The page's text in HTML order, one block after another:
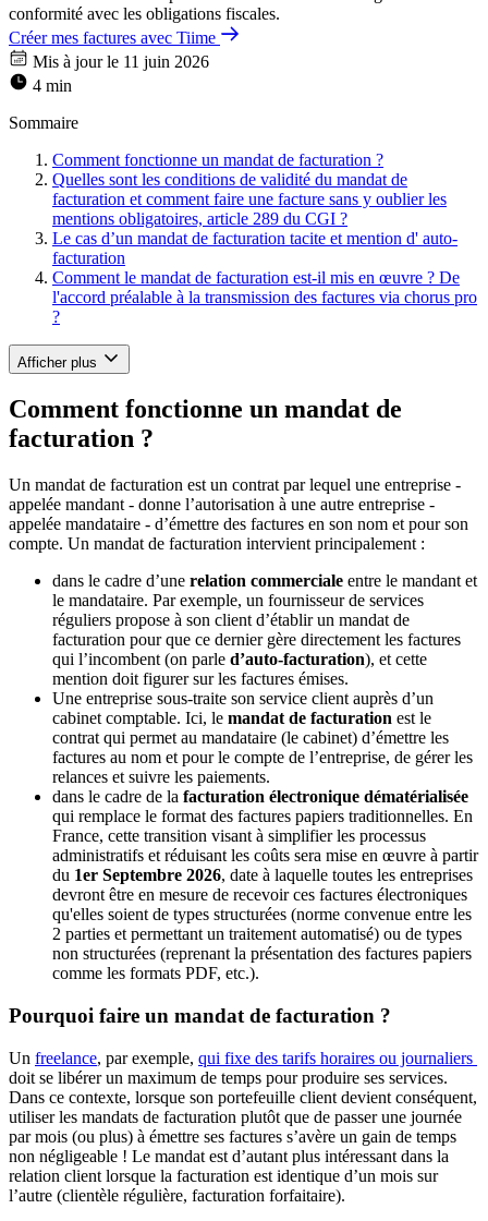
conformité avec les obligations fiscales.
Créer mes factures avec Tiime
Mis à jour le 11 juin 2026
4 min
Sommaire
Comment fonctionne un mandat de facturation ?
Quelles sont les conditions de validité du mandat de
facturation et comment faire une facture sans y oublier les
mentions obligatoires, article 289 du CGI ?
Le cas d’un mandat de facturation tacite et mention d' auto-
facturation
Comment le mandat de facturation est-il mis en œuvre ? De
l'accord préalable à la transmission des factures via chorus pro
?
Afficher plus
Comment fonctionne un mandat de
facturation ?
Un mandat de facturation est un contrat par lequel une entreprise -
appelée mandant - donne l’autorisation à une autre entreprise -
appelée mandataire - d’émettre des factures en son nom et pour son
compte. Un mandat de facturation intervient principalement :
dans le cadre d’une relation commerciale entre le mandant et
le mandataire. Par exemple, un fournisseur de services
réguliers propose à son client d’établir un mandat de
facturation pour que ce dernier gère directement les factures
qui l’incombent (on parle d’auto-facturation), et cette
mention doit figurer sur les factures émises.
Une entreprise sous-traite son service client auprès d’un
cabinet comptable. Ici, le mandat de facturation est le
contrat qui permet au mandataire (le cabinet) d’émettre les
factures au nom et pour le compte de l’entreprise, de gérer les
relances et suivre les paiements.
dans le cadre de la facturation électronique dématérialisée
qui remplace le format des factures papiers traditionnelles. En
France, cette transition visant à simplifier les processus
administratifs et réduisant les coûts sera mise en œuvre à partir
du 1er Septembre 2026, date à laquelle toutes les entreprises
devront être en mesure de recevoir ces factures électroniques
qu'elles soient de types structurées (norme convenue entre les
2 parties et permettant un traitement automatisé) ou de types
non structurées (reprenant la présentation des factures papiers
comme les formats PDF, etc.).
Pourquoi faire un mandat de facturation ?
Un freelance, par exemple, qui fixe des tarifs horaires ou journaliers
doit se libérer un maximum de temps pour produire ses services.
Dans ce contexte, lorsque son portefeuille client devient conséquent,
utiliser les mandats de facturation plutôt que de passer une journée
par mois (ou plus) à émettre ses factures s’avère un gain de temps
non négligeable ! Le mandat est d’autant plus intéressant dans la
relation client lorsque la facturation est identique d’un mois sur
l’autre (clientèle régulière, facturation forfaitaire).